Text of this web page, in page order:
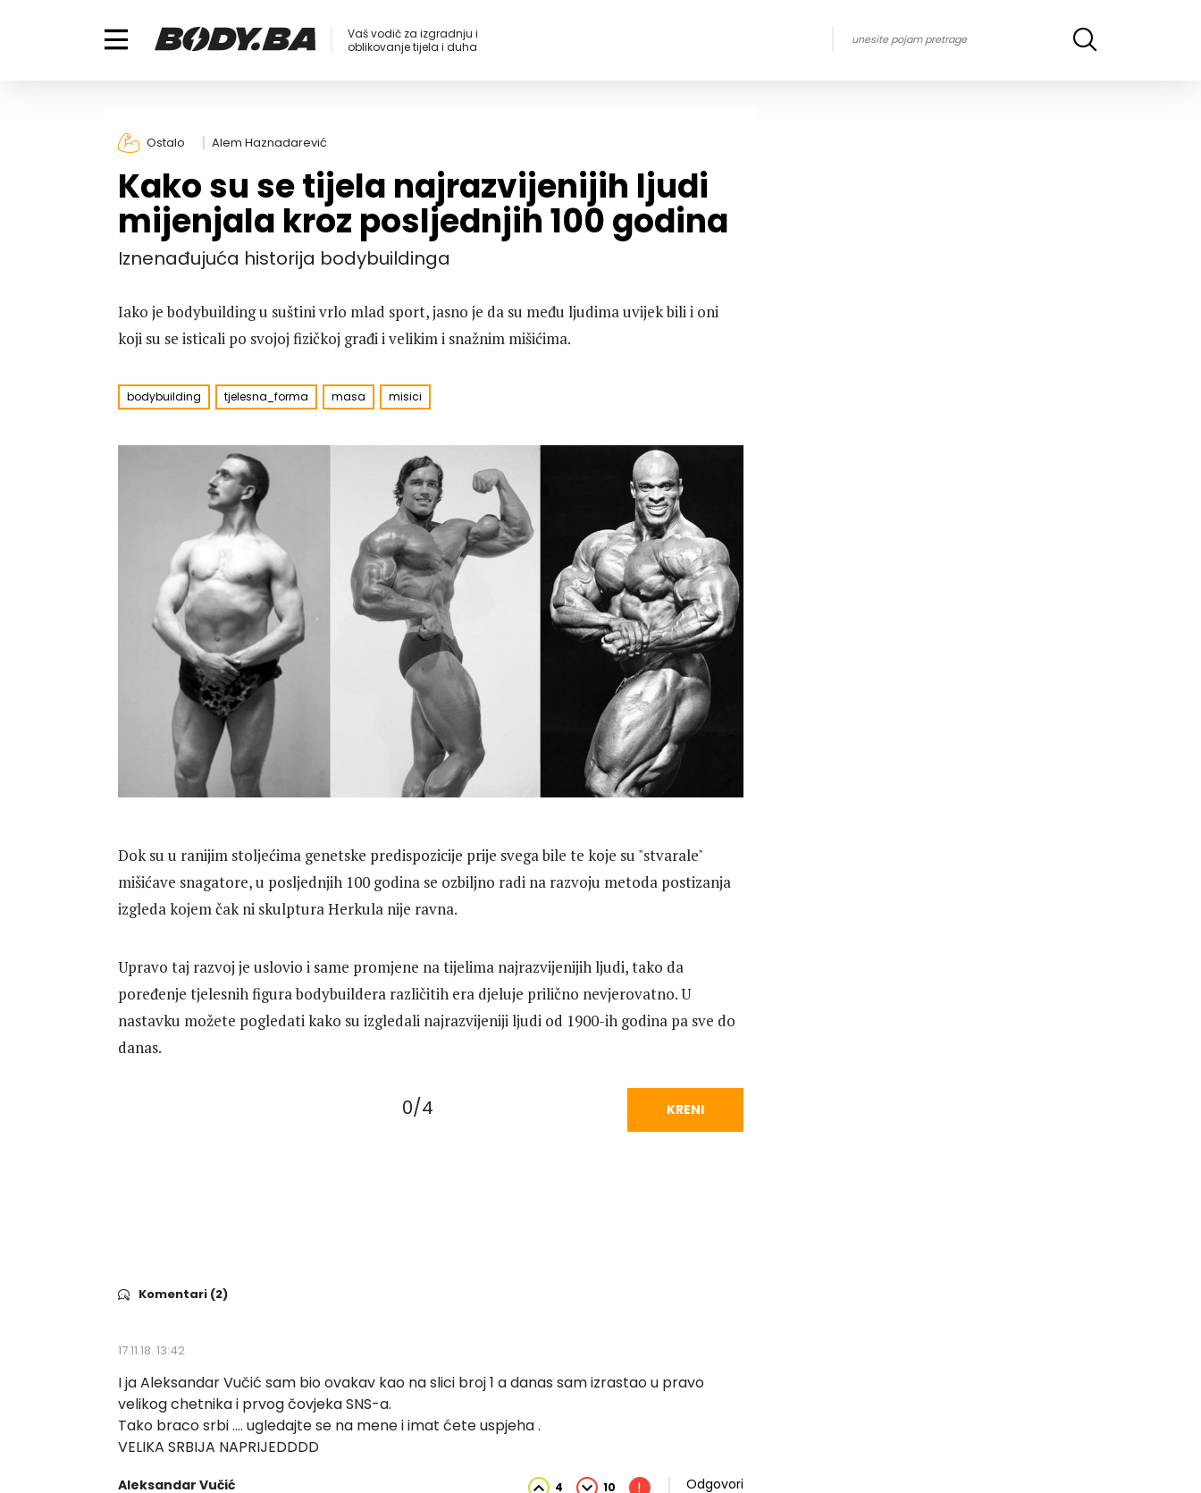
Vaš vodič za izgradnju i
oblikovanje tijela i duha
Ostalo Alem Haznadarević
Kako su se tijela najrazvijenijih ljudi
mijenjala kroz posljednjih 100 godina
Iznenađujuća historija bodybuildinga
Iako je bodybuilding u suštini vrlo mlad sport, jasno je da su među ljudima uvijek bili i oni
koji su se isticali po svojoj fizičkoj građi i velikim i snažnim mišićima.
bodybuilding tjelesna_forma masa misici
Dok su u ranijim stoljećima genetske predispozicije prije svega bile te koje su "stvarale"
mišićave snagatore, u posljednjih 100 godina se ozbiljno radi na razvoju metoda postizanja
izgleda kojem čak ni skulptura Herkula nije ravna.
Upravo taj razvoj je uslovio i same promjene na tijelima najrazvijenijih ljudi, tako da
poređenje tjelesnih figura bodybuildera različitih era djeluje prilično nevjerovatno. U
nastavku možete pogledati kako su izgledali najrazvijeniji ljudi od 1900-ih godina pa sve do
danas.
0/4 KRENI
Komentari (2)
17.11.18. 13:42
I ja Aleksandar Vučić sam bio ovakav kao na slici broj 1 a danas sam izrastao u pravo
velikog chetnika i prvog čovjeka SNS-a.
Tako braco srbi .... ugledajte se na mene i imat ćete uspjeha .
VELIKA SRBIJA NAPRIJEDDDD
Aleksandar Vučić 4 10 ! Odgovori